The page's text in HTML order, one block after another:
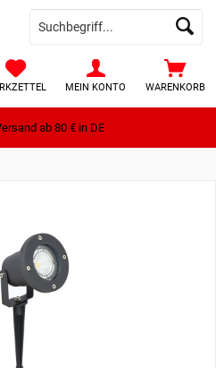
ab 80 € in DE
WARENKORB
MEIN KONTO